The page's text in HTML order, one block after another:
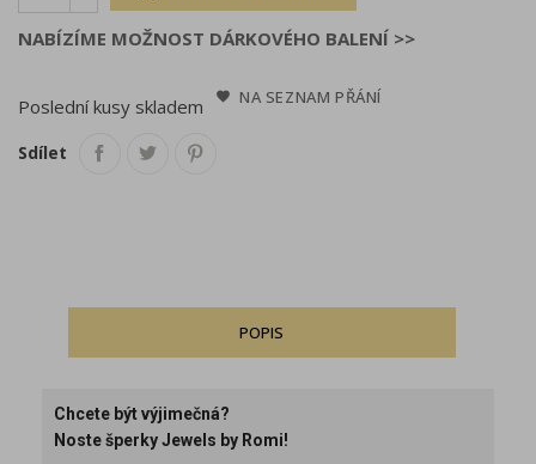
NABÍZÍME MOŽNOST DÁRKOVÉHO BALENÍ >>
Poslední kusy skladem NA SEZNAM PŘÁNÍ
Sdílet
POPIS
Chcete být výjimečná?
Noste šperky Jewels by Romi!